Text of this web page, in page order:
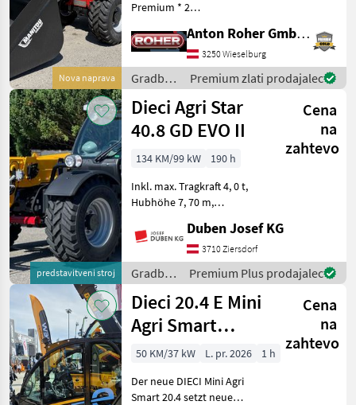
Nova naprava
Premium * 2
Schnellwechsler * hydr.
Geräteverriegelung * LED
Arbeitsscheinwerfer *
Klimaanlage mit Heizung *
Luftgefe
Anton Roher GmbH (ACA Center Roher)
3250 Wieselburg
Gradbeni
stroji /
Manitou
Premium zlati prodajalec
predstavitveni stroj
Dieci Agri Star
40.8 GD EVO II
Cena
na
zahtevo
134 KM/99 kW
190 h
Inkl. max. Tragkraft 4, 0 t,
Hubhöhe 7, 70 m,
4 in 1 mit Flow Sharing und
FNR-Umschaltung, hydr.
Schnellwechselsystem,
Luftfedersitz, 170-l-
Duben Josef KG
3710 Ziersdorf
Gradbeni
stroji /
Dieci
Premium Plus prodajalec
Dieci 20.4 E Mini
Agri Smart
ELEKTRO
Teleskoplader
TOP
Cena
na
zahtevo
50 KM/37 kW L. pr. 2026
1 h
Der neue DIECI Mini Agri
Smart 20.4 setzt neue